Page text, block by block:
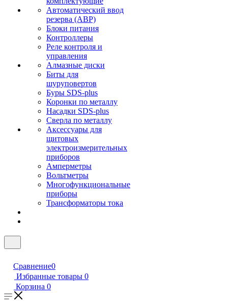
Автоматический ввод
резерва (АВР)
Блоки питания
Контроллеры
Реле контроля и
управления
Алмазные диски
Биты для
шуруповертов
Буры SDS-plus
Коронки по металлу
Насадки SDS-plus
Сверла по металлу
Аксессуары для
щитовых
электроизмерительных
приборов
Амперметры
Вольтметры
Многофункциональные
приборы
Трансформаторы тока
Сравнение0
Избранные товары 0
Корзина 0